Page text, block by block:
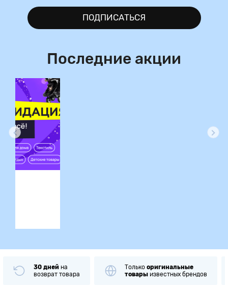
ПОДПИСАТЬСЯ
Последние акции
30 дней на
возврат товара
Только оригинальные
товары известных брендов